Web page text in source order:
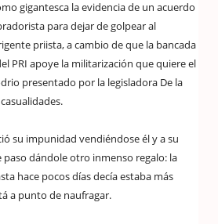
gigantesca la evidencia de un acuerdo
para dejar de golpear al
priista, a cambio de que la bancada
PRI apoye la militarización que quiere el
presentado por la legisladora De la
su impunidad vendiéndose él y a su
paso dándole otro inmenso regalo: la
hace pocos días decía estaba más
a punto de naufragar.